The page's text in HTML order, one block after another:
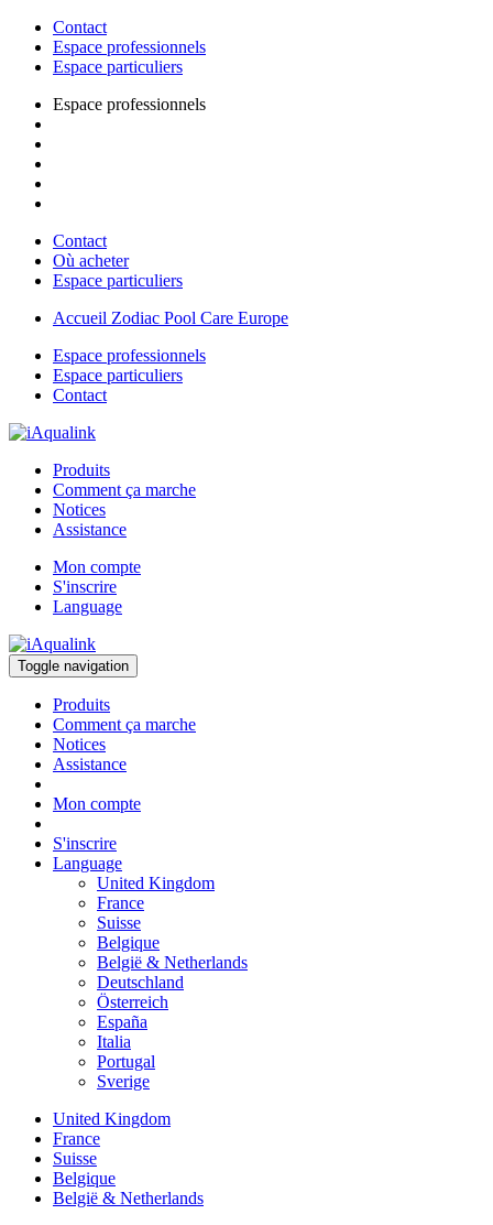
Contact
Espace professionnels
Espace particuliers
Espace professionnels
Contact
Où acheter
Espace particuliers
Accueil Zodiac Pool Care Europe
Espace professionnels
Espace particuliers
Contact
Produits
Comment ça marche
Notices
Assistance
Mon compte
S'inscrire
Language
Toggle navigation
Produits
Comment ça marche
Notices
Assistance
Mon compte
S'inscrire
Language
United Kingdom
France
Suisse
Belgique
België & Netherlands
Deutschland
Österreich
España
Italia
Portugal
Sverige
United Kingdom
France
Suisse
Belgique
België & Netherlands